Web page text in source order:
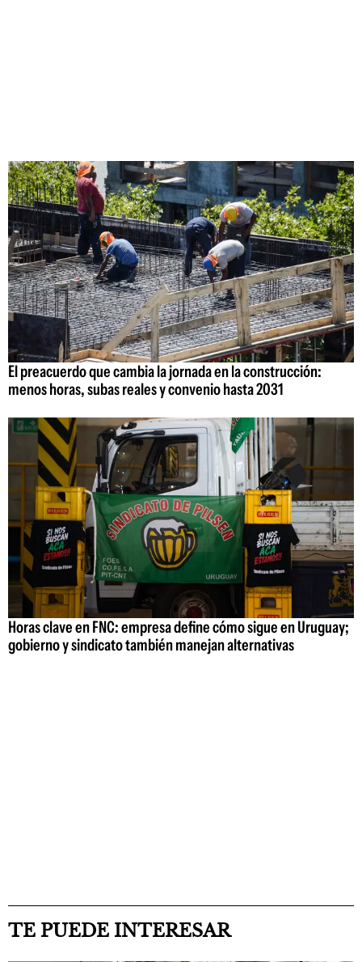
El preacuerdo que cambia la jornada en la construcción:
menos horas, subas reales y convenio hasta 2031
Horas clave en FNC: empresa define cómo sigue en Uruguay;
gobierno y sindicato también manejan alternativas
TE PUEDE INTERESAR